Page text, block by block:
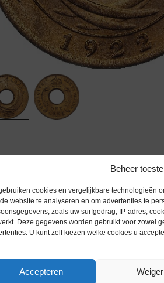
Beheer
cookies en vergelijkbare technologieën
website te analyseren en om advertenties te
zoals uw surfgedrag, IP-adres,
Deze gegevens worden gebruikt voor zowel
U kunt zelf kiezen welke cookies u
Accepteren Weiger